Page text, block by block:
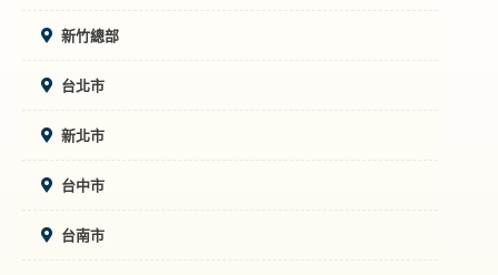
新竹總部
台北市
新北市
台中市
台南市